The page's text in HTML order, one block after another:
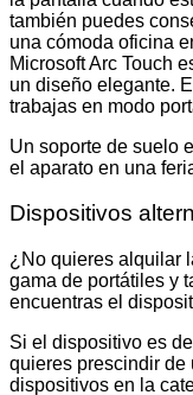
también puedes
una cómoda oficina
Microsoft Arc Touch
un diseño elegante.
trabajas en modo
Un soporte de suelo
el aparato en una
Dispositivos
¿No quieres alquilar
gama de portátiles y
encuentras el
Si el dispositivo es
quieres prescindir de
dispositivos en la